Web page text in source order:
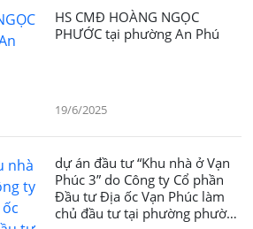
HS CMĐ HOÀNG NGỌC
PHƯỚC tại phường An Phú
19/6/2025
dự án đầu tư “Khu nhà ở Vạn
Phúc 3” do Công ty Cổ phần
Đầu tư Địa ốc Vạn Phúc làm
chủ đầu tư tại phường phường